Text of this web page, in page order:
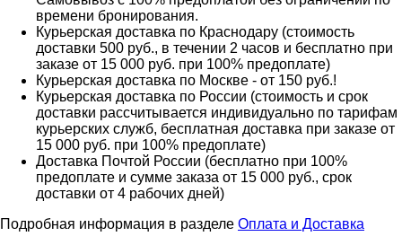
времени бронирования.
Курьерская доставка по Краснодару (стоимость
доставки 500 руб., в течении 2 часов и бесплатно при
заказе от 15 000 руб. при 100% предоплате)
Курьерская доставка по Москве - от 150 руб.!
Курьерская доставка по России (стоимость и срок
доставки рассчитывается индивидуально по тарифам
курьерских служб, бесплатная доставка при заказе от
15 000 руб. при 100% предоплате)
Доставка Почтой России (бесплатно при 100%
предоплате и сумме заказа от 15 000 руб., срок
доставки от 4 рабочих дней)
Подробная информация в разделе Оплата и Доставка